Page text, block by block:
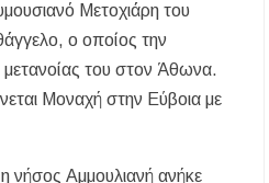
Μετοχιάρη του
ο οποίος την
του στον Άθωνα.
Μοναχή στην Εύβοια με
νήσος Αμμουλιανή ανήκε